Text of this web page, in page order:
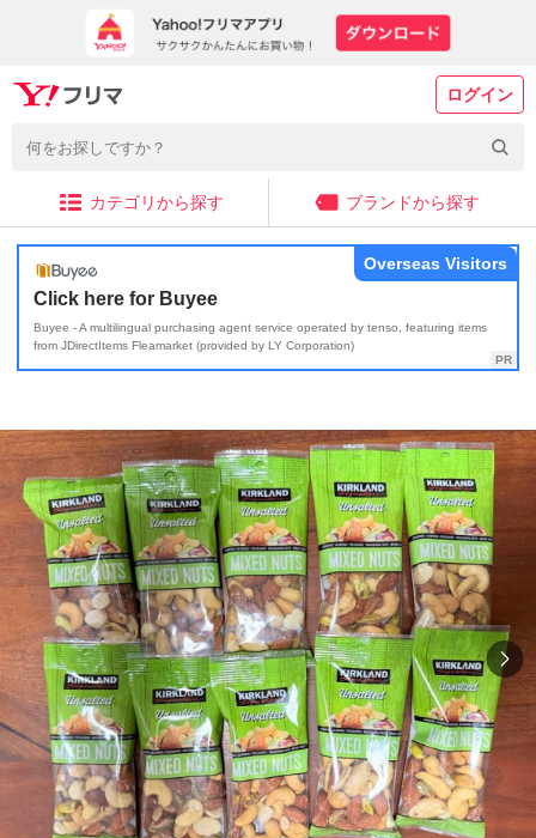
ログイン
カテゴリから探す ブランドから探す
Click here for Buyee
Buyee - A multilingual purchasing agent service operated by tenso, featuring items
from JDirectItems Fleamarket (provided by LY Corporation)
Overseas Visitors